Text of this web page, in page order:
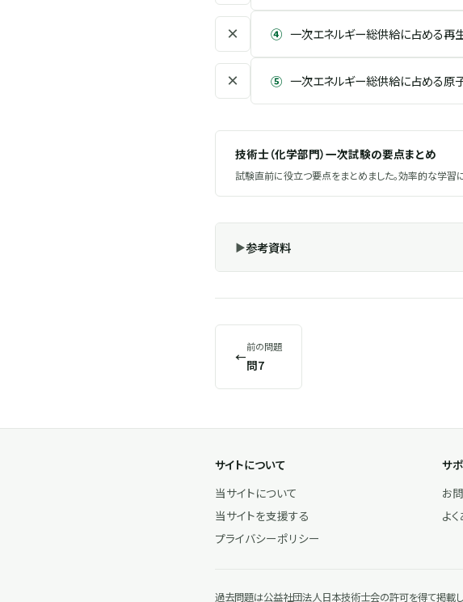
× ④ 一次エネルギー総供給に占める再
× ⑤ 一次エネルギー総供給に占める原
技術士（化学部門）一次試験の要点まとめ
試験直前に役立つ要点をまとめました。効率的な学習に
参考資料
←
前の問題
問7
サイトについて
当サイトについて
当サイトを支援する
プライバシーポリシー
サ
お
よ
過去問題は公益社団法人日本技術士会の許可を得て掲載し